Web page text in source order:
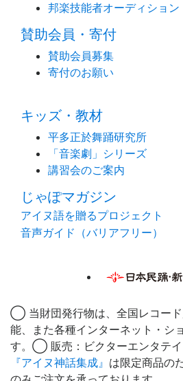
邦楽技能者オーディション
賛助会員・寄付
賛助会員募集
寄付のお願い
キッズ・教材
平多正於舞踊研究所
「音楽劇」シリーズ
講習会のご案内
じゃぽマガジン
アイヌ語を贈るプロジェクト
音声ガイド（バリアフリー）
◯ 当財団発行物は、全国レコー
能、また各種インターネット・シ
す。◯ 販売：ビクターエンタテ
『アイヌ神話集成』 は限定商品の